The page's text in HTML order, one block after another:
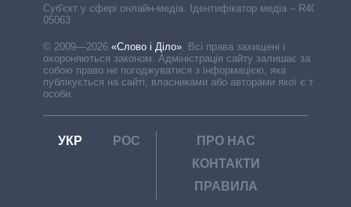
Cуб'єкт у сфері онлайн-медіа. Ідентифікатор медіа – R40-
05063
© 2009—2026 «Слово і Діло». Всі права захищені і
охороняються законом. Адміністрація сайту залишає за
собою право не погоджуватися з інформацією, яка
публікується на сайті, власниками або авторами якої є треті
особи.
УКР РОС
ПРО НАС
КОНТАКТИ
ПРАВИЛА